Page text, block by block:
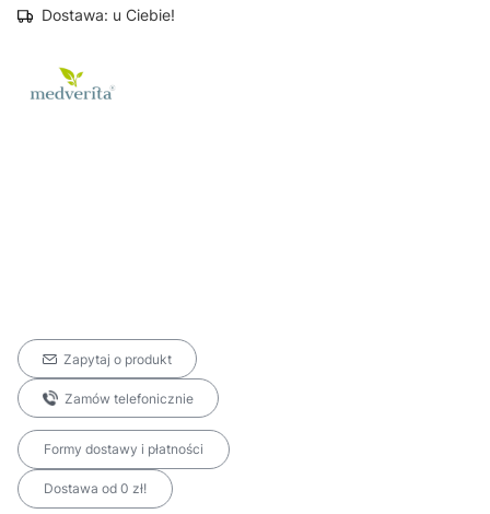
Dostawa: u Ciebie!
Zapytaj o produkt
Zamów telefonicznie
Formy dostawy i płatności
Dostawa od 0 zł!